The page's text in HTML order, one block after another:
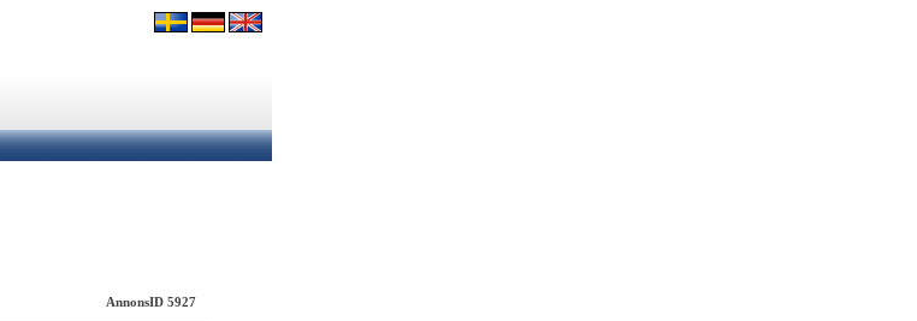
AnnonsID 5927